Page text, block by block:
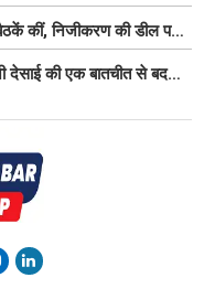
कीं, निजीकरण की डील पर
देसाई की एक बातचीत से बदल